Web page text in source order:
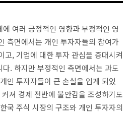
여러 긍정적인 영향과 부정적인 영
측면에서는 개인 투자자들의 참여가
고, 기업에 대한 투자 관심을 증대시켜
. 하지만 부정적인 측면에서는 과도
인 투자자들이 큰 손실을 입게 되었
져 경제 전반에 불안감을 조성하기도
국 주식 시장의 구조와 개인 투자자의